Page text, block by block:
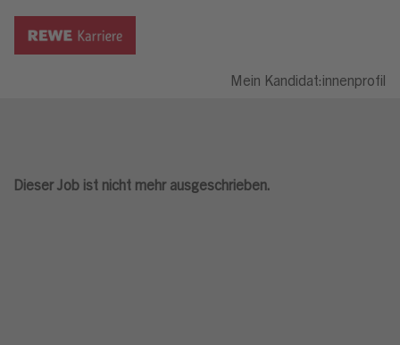
Mein Kandidat:innenprofil
Dieser Job ist nicht mehr ausgeschrieben.